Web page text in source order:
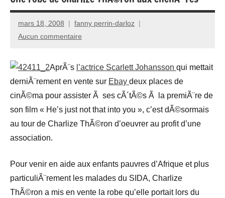
mars 18, 2008
fanny perrin-darloz
Aucun commentaire
AprÃ¨s l’actrice Scarlett Johansson qui mettait
derniÃ¨rement en vente sur Ebay deux places de
cinÃ©ma pour assister Ã ses cÃ´tÃ©s Ã la premiÃ¨re de
son film « He’s just not that into you », c’est dÃ©sormais
au tour de Charlize ThÃ©ron d’oeuvrer au profit d’une
association.
Pour venir en aide aux enfants pauvres d’Afrique et plus
particuliÃ¨rement les malades du SIDA, Charlize
ThÃ©ron a mis en vente la robe qu’elle portait lors du